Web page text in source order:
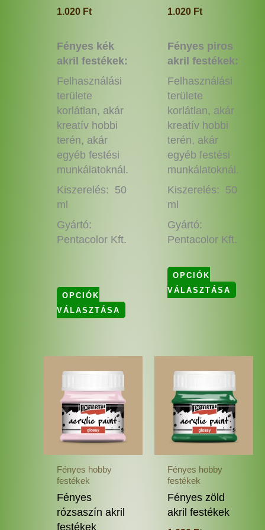
1.020 Ft
Fényes kék
akril festékek:
Felhasználási
területe
korlátlan, akár
kreatív hobbi
terén, akár
egyéb festési
munkálatoknál.
Kiszerelés: 50
ml
Gyártó:
Pentacolor Kft.
OPCIÓK
VÁLASZTÁSA
1.020 Ft
Fényes piros
akril festékek:
Felhasználási
területe
korlátlan, akár
kreatív hobbi
terén, akár
egyéb festési
munkálatoknál.
Kiszerelés: 50
ml
Gyártó:
Pentacolor Kft.
OPCIÓK
VÁLASZTÁSA
Fényes hobby
festékek
Fényes
rózsaszín akril
festékek
terméknek
több
van.
változatok
termékoldalon
választhatók
Fényes hobby
festékek
Fényes zöld
akril festékek
több
van.